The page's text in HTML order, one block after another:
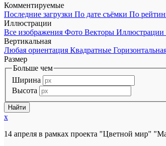
Комментируемые
Последние загрузки По дате съёмки По
Иллюстрации
Все изображения Фото Векторы Иллюстрации
Вертикальная
Любая ориентация Квадратные
Размер
Больше чем
Ширина
Высота
x
14 апреля в рамках проекта "Цветной мир"